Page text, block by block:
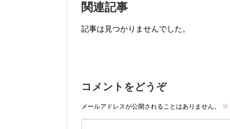
関連記事
記事は見つかりませんでした。
コメントをどうぞ
メールアドレスが公開されることはありません。 ※